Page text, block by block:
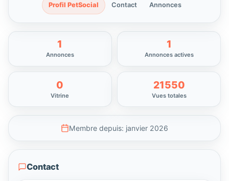
Profil PetSocial Contact Annonces
1
Annonces
1
Annonces actives
0
Vitrine
21550
Vues totales
Membre depuis: janvier 2026
Contact